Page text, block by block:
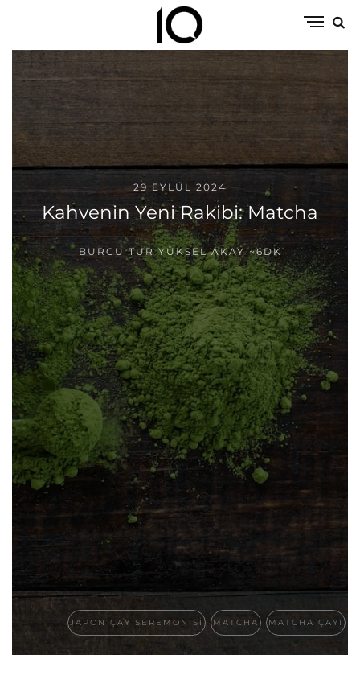
29 EYLÜL 2024
Kahvenin Yeni Rakibi: Matcha
BURCU TUR YÜKSEL AKAY ~6DK
JAPON ÇAY SEREMONISI MATCHA MATCHA ÇAYI